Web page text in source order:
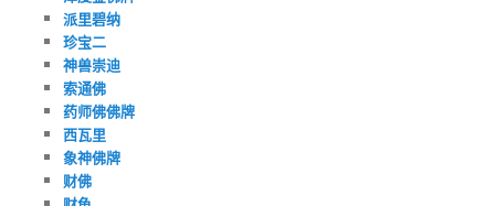
派里碧纳
珍宝二
神兽崇迪
索通佛
药师佛佛牌
西瓦里
象神佛牌
财佛